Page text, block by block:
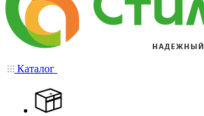
Каталог